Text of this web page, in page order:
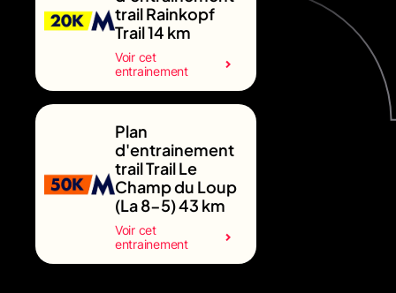
trail Rainkopf
Trail 14 km
Voir cet
entrainement
Plan
d'entrainement
trail Trail Le
Champ du Loup
(La 8-5) 43 km
Voir cet
entrainement